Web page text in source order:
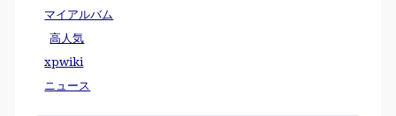
マイアルバム
高人気
xpwiki
ニュース